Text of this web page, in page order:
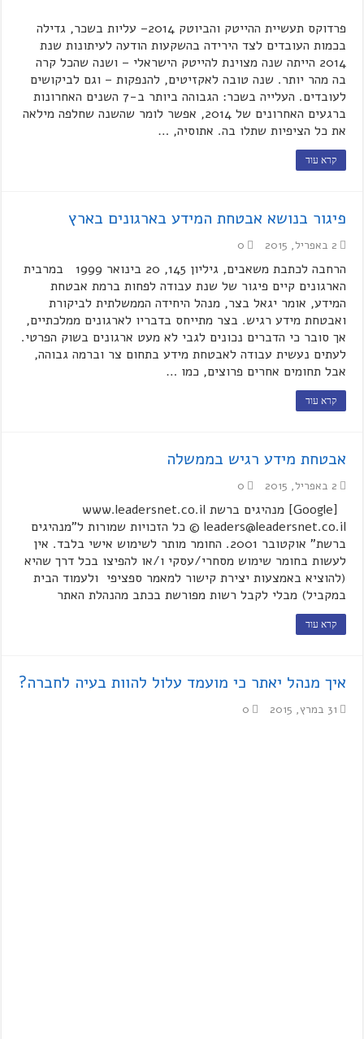
פרדוקס תעשיית ההייטק והביוטק 2014– עליות בשכר, גדילה
בכמות העובדים לצד הירידה בהשקעות הודעה לעיתונות שנת
2014 הייתה שנה מצוינת להייטק הישראלי – ושנה שהכל קרה
בה מהר יותר. שנה טובה לאקזיטים, להנפקות – וגם לביקושים
לעובדים. העלייה בשכר: הגבוהה ביותר ב-7 השנים האחרונות
ברגעים האחרונים של 2014, אפשר לומר שהשנה שחלפה מילאה
את כל הציפיות שתלו בה. אתוסיה, …
קרא עוד
פיגור בנושא אבטחת המידע בארגונים בארץ
2 באפריל, 2015 0
הרחבה לכתבת משאבים, גיליון 145, 20 בינואר 1999 במרבית
הארגונים קיים פיגור של שנת עבודה לפחות ברמת אבטחת
המידע, אומר יגאל בצר, מנהל היחידה הממשלתית לביקורת
ואבטחת מידע רגיש. בצר מתייחס בדבריו לארגונים ממלכתיים,
אך סובר כי הדברים נכונים לגבי לא מעט ארגונים בשוק הפרטי.
לעתים נעשית עבודה לאבטחת מידע בתחום צר וברמה גבוהה,
אבל תחומים אחרים פרוצים, כמו …
קרא עוד
אבטחת מידע רגיש בממשלה
2 באפריל, 2015 0
[Google] מנהיגים ברשת www.leadersnet.co.il
leaders@leadersnet.co.il © כל הזכויות שמורות ל"מנהיגים
ברשת" אוקטובר 2001. החומר מותר לשימוש אישי בלבד. אין
לעשות בחומר שימוש מסחרי/עסקי ו/או להפיצו בכל דרך שהיא
(להוציא באמצעות יצירת קישור למאמר ספציפי ולעמוד הבית
במקביל) מבלי לקבל רשות מפורשת בכתב מהנהלת האתר
קרא עוד
איך מנהל יאתר כי מועמד עלול להוות בעיה לחברה?
31 במרץ, 2015 0